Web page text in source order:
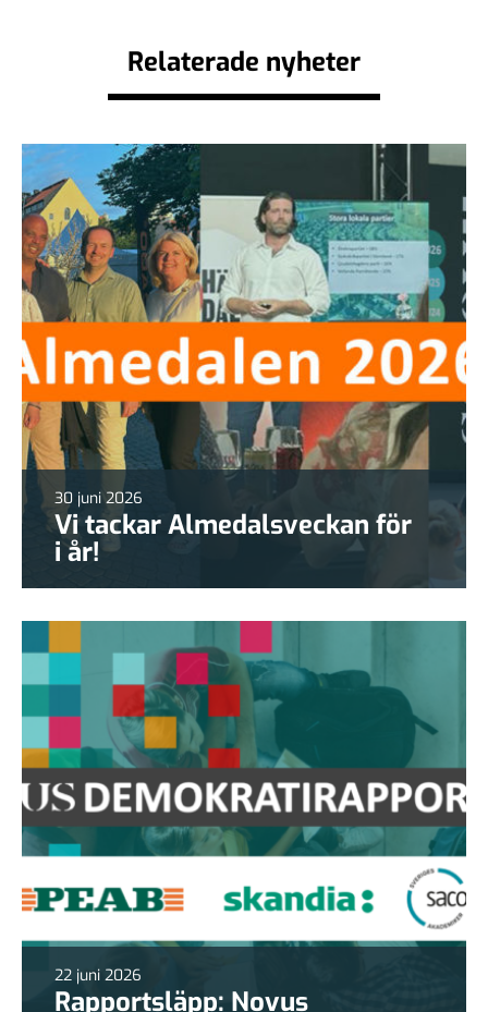
Relaterade nyheter
30 juni 2026
Vi tackar Almedalsveckan för
i år!
22 juni 2026
Rapportsläpp: Novus